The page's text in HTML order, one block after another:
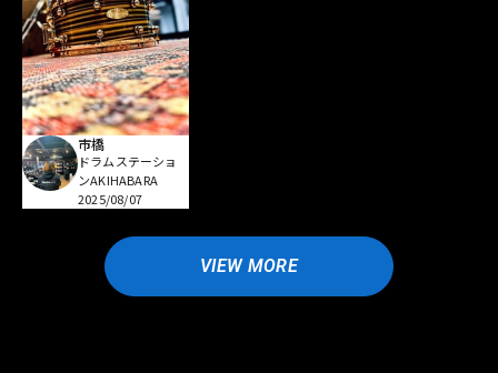
市橋
ドラムステーショ
ンAKIHABARA
2025/08/07
VIEW MORE